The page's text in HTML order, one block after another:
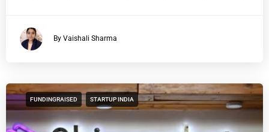
By Vaishali Sharma
FUNDINGRAISED STARTUP INDIA